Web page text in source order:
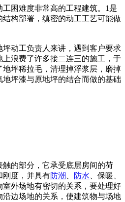
困难度非常高的工程建筑。1是
构部署，缜密的动工工艺可能做
动工负责人来讲，遇到客户要求
浪费了许多接二连三的施工，于
坪稀拉毛，清理掉浮浆层，磨掉
坪漆与原地坪的结合而做的基础
的部分，它承受底层房间的荷
刚度，并具有防潮 防水 、保暖、
外场地有密切的关系，要处理好
边场地的关系，使建筑物与场地